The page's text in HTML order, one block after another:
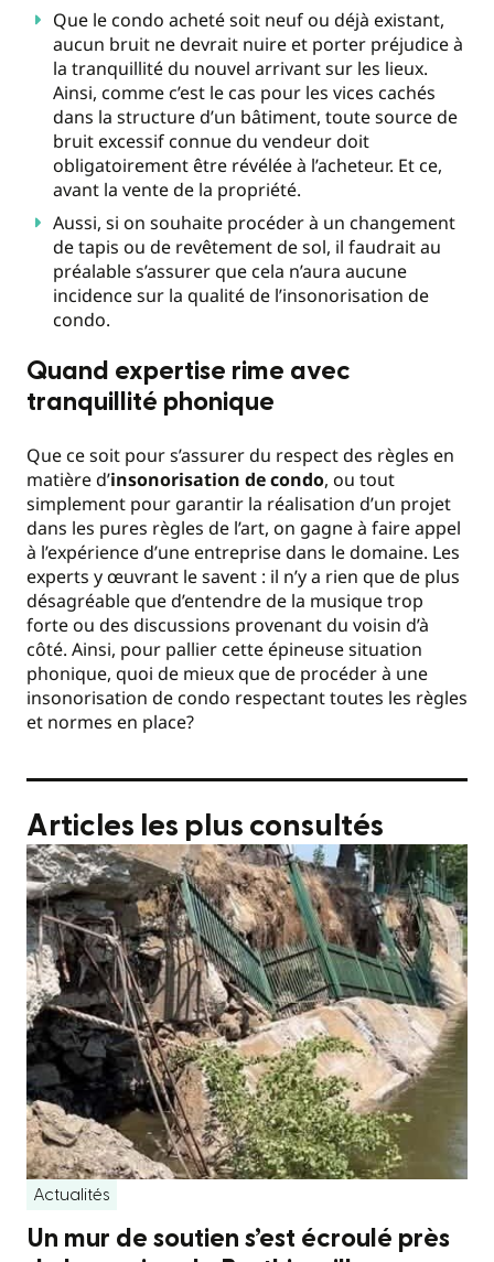
Que le condo acheté soit neuf ou déjà existant,
aucun bruit ne devrait nuire et porter préjudice à
la tranquillité du nouvel arrivant sur les lieux.
Ainsi, comme c’est le cas pour les vices cachés
dans la structure d’un bâtiment, toute source de
bruit excessif connue du vendeur doit
obligatoirement être révélée à l’acheteur. Et ce,
avant la vente de la propriété.
Aussi, si on souhaite procéder à un changement
de tapis ou de revêtement de sol, il faudrait au
préalable s’assurer que cela n’aura aucune
incidence sur la qualité de l’insonorisation de
condo.
Quand expertise rime avec
tranquillité phonique
Que ce soit pour s’assurer du respect des règles en
matière d’insonorisation de condo, ou tout
simplement pour garantir la réalisation d’un projet
dans les pures règles de l’art, on gagne à faire appel
à l’expérience d’une entreprise dans le domaine. Les
experts y œuvrant le savent : il n’y a rien que de plus
désagréable que d’entendre de la musique trop
forte ou des discussions provenant du voisin d’à
côté. Ainsi, pour pallier cette épineuse situation
phonique, quoi de mieux que de procéder à une
insonorisation de condo respectant toutes les règles
et normes en place?
Articles les plus consultés
Actualités
Un mur de soutien s’est écroulé près